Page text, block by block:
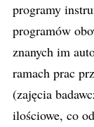
programy
programów
znanych im
ramach prac
(zajęcia
ilościowe, co